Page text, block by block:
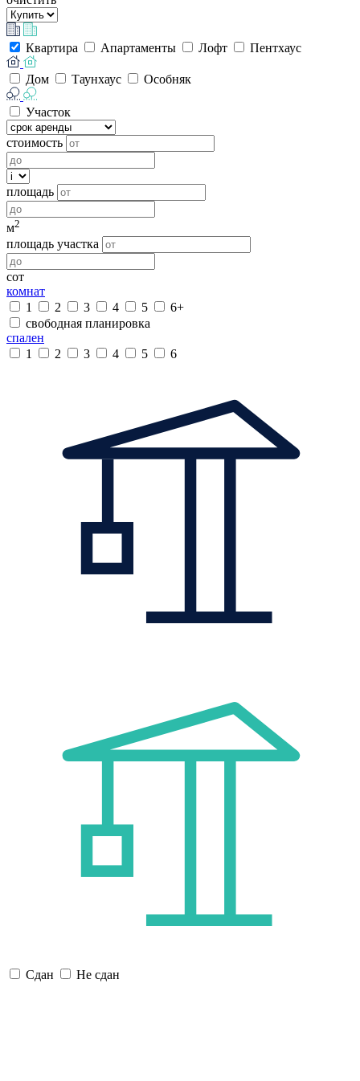
Квартира Апартаменты Лофт Пентхаус
Дом Таунхаус Особняк
Участок
стоимость
площадь
м2
площадь участка
сот
комнат
1
2 3 4 5
6+
свободная планировка
спален
1
2 3 4 5 6
Сдан Не сдан